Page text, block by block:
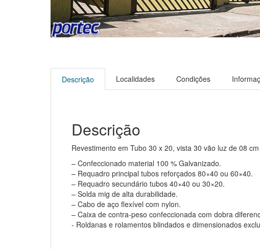
Descrição Localidades Condições
Descrição
Revestimento em Tubo 30 x 20, vista 30 vão luz de 08
– Confeccionado material 100 % Galvanizado.
– Requadro principal tubos reforçados 80×40 ou 60×40.
– Requadro secundário tubos 40×40 ou 30×20.
– Solda mig de alta durabilidade.
– Cabo de aço flexível com nylon.
– Caixa de contra-peso confeccionada com dobra
​- Roldanas e rolamentos blindados e dimensionados